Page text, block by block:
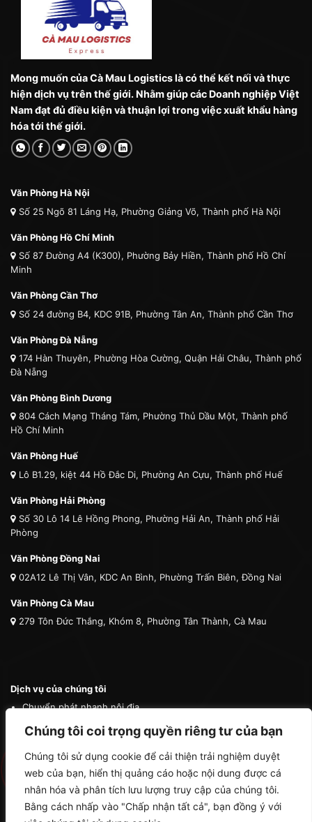
Chúng tôi coi trọng quyền riêng tư của bạn
Chúng tôi sử dụng cookie để cải thiện trải nghiệm duyệt
web của bạn, hiển thị quảng cáo hoặc nội dung được cá
nhân hóa và phân tích lưu lượng truy cập của chúng tôi.
Bằng cách nhấp vào "Chấp nhận tất cả", bạn đồng ý với
Mong muốn của Cà Mau Logistics là có thể kết nối và thực
hiện dịch vụ trên thế giới. Nhằm giúp các Doanh nghiệp Việt
Nam đạt đủ điều kiện và thuận lợi trong việc xuất khẩu hàng
hóa tới thế giới.
Văn Phòng Hà Nội
Số 25 Ngõ 81 Láng Hạ, Phường Giảng Võ, Thành phố Hà Nội
Văn Phòng Hồ Chí Minh
Số 87 Đường A4 (K300), Phường Bảy Hiền, Thành phố Hồ Chí
Minh
Văn Phòng Cần Thơ
Số 24 đường B4, KDC 91B, Phường Tân An, Thành phố Cần Thơ
Văn Phòng Đà Nẵng
174 Hàn Thuyên, Phường Hòa Cường, Quận Hải Châu, Thành phố
Đà Nẵng
Văn Phòng Bình Dương
804 Cách Mạng Tháng Tám, Phường Thủ Dầu Một, Thành phố
Hồ Chí Minh
Văn Phòng Huế
Lô B1.29, kiệt 44 Hồ Đắc Di, Phường An Cựu, Thành phố Huế
Văn Phòng Hải Phòng
Số 30 Lô 14 Lê Hồng Phong, Phường Hải An, Thành phố Hải
Phòng
Văn Phòng Đồng Nai
02A12 Lê Thị Vân, KDC An Bình, Phường Trấn Biên, Đồng Nai
Văn Phòng Cà Mau
279 Tôn Đức Thắng, Khóm 8, Phường Tân Thành, Cà Mau
Dịch vụ của chúng tôi
Chuyển phát nhanh nội địa
Chuyển phát nhanh quốc tế
Vận chuyển thú cưng
Mua hộ hàng nước ngoài